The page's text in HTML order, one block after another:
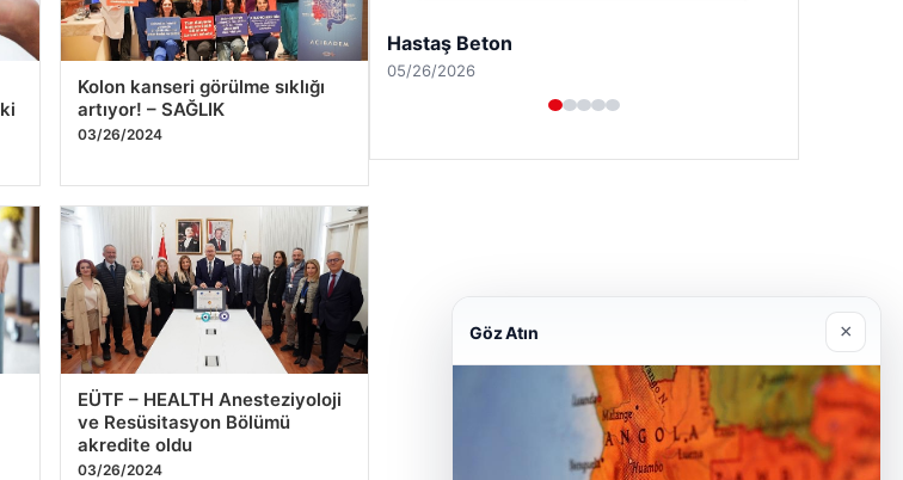
Kolon kanseri görülme sıklığı
03/26/2024
EÜTF – HEALTH Anesteziyoloji
ve Resüsitasyon Bölümü
akredite oldu
03/26/2024
04/28/2026
Göz Atın ×